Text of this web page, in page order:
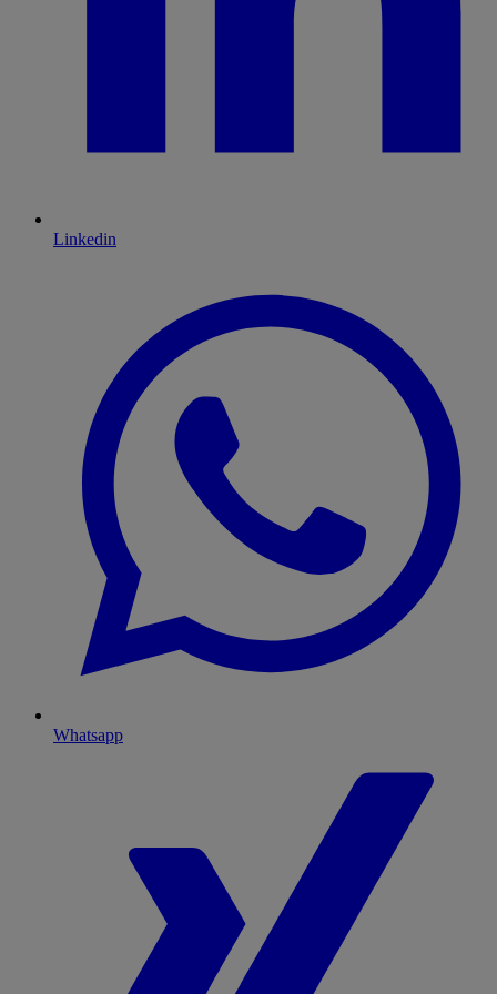
Linkedin
Whatsapp